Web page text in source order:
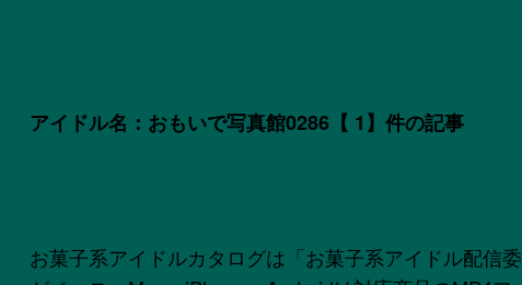
アイドル名：おもいで写真館0286【 1】件の記事
お菓子系アイドルカタログは「お菓子系アイドル配信